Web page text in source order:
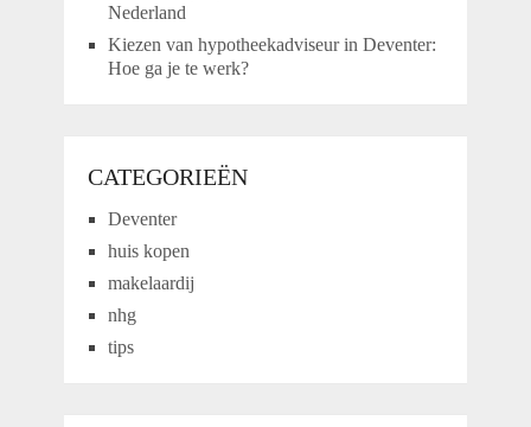
Nederland
Kiezen van hypotheekadviseur in Deventer:
Hoe ga je te werk?
CATEGORIEËN
Deventer
huis kopen
makelaardij
nhg
tips